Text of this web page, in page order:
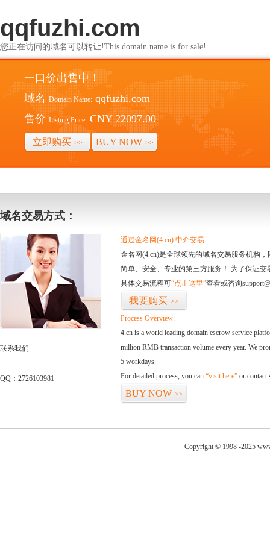
qqfuzhi.com
您正在访问的域名可以转让!This domain name is for sale!
一口价出售中！
域名 Domain Name: qqfuzhi.com
售价 Listing Price: CNY 22097.00
立即购买 >> BUY NOW >>
域名交易方式：
联系我们
QQ：2726103981
通过金名网(4.cn) 中介交易
金名网(4.cn)是全球领先的域名交易服务机构
简单、安全、专业的第三方服务！ 为了保证
具体交易流程可“点击这里”查看或咨询
我要购买 >>
Process Overview:
4.cn is a world leading domain escrow service
million RMB transaction volume every year. We
5 workdays.
For detailed process, you can “visit here” or contact
BUY NOW >>
Copyright © 1998 -2025